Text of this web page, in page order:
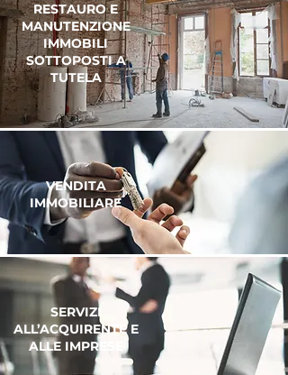
RESTAURO E
MANUTENZIONE
IMMOBILI
SOTTOPOSTI A
TUTELA
VENDITA
IMMOBILIARE
SERVIZI
ALL’ACQUIRENTE E
ALLE IMPRESE